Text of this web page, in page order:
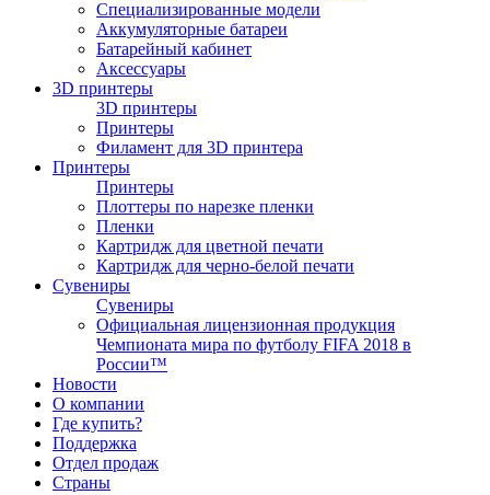
Специализированные модели
Аккумуляторные батареи
Батарейный кабинет
Аксессуары
3D принтеры
3D принтеры
Принтеры
Филамент для 3D принтера
Принтеры
Принтеры
Плоттеры по нарезке пленки
Пленки
Картридж для цветной печати
Картридж для черно-белой печати
Сувениры
Сувениры
Официальная лицензионная продукция
Чемпионата мира по футболу FIFA 2018 в
России™
Новости
О компании
Где купить?
Поддержка
Отдел продаж
Страны